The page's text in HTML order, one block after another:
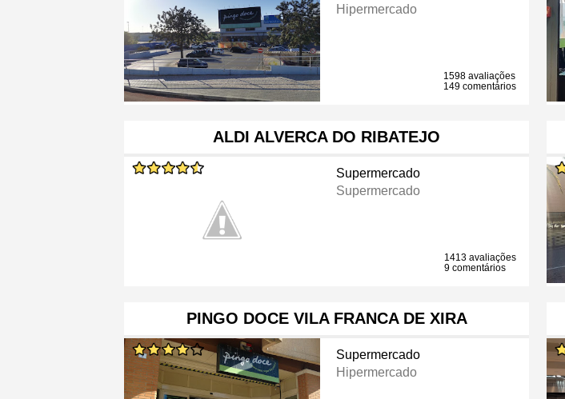
Hipermercado
1598 avaliações
149 comentários
ALDI ALVERCA DO RIBATEJO
Supermercado
Supermercado
1413 avaliações
9 comentários
PINGO DOCE VILA FRANCA DE XIRA
Supermercado
Hipermercado